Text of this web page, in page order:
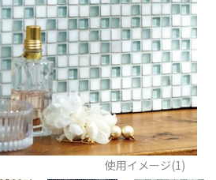
使用イメージ(1)